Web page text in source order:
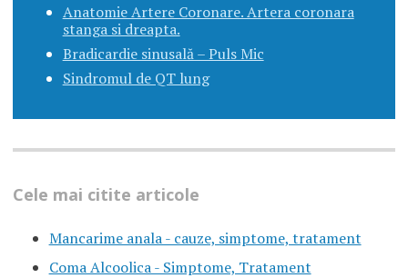
Anatomie Artere Coronare. Artera coronara
stanga si dreapta.
Bradicardie sinusală – Puls Mic
Sindromul de QT lung
Cele mai citite articole
Mancarime anala - cauze, simptome, tratament
Coma Alcoolica - Simptome, Tratament